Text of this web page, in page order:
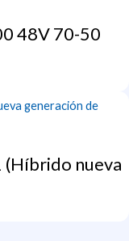
48V 70-50
(Híbrido nueva